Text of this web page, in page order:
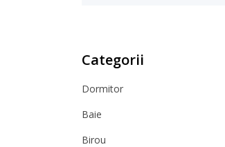
Categorii
Dormitor
Baie
Birou